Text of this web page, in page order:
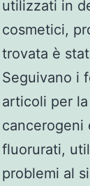
utilizzati in
cosmetici,
trovata è
Seguivano i
articoli per
cancerogeni
fluorurati,
problemi al